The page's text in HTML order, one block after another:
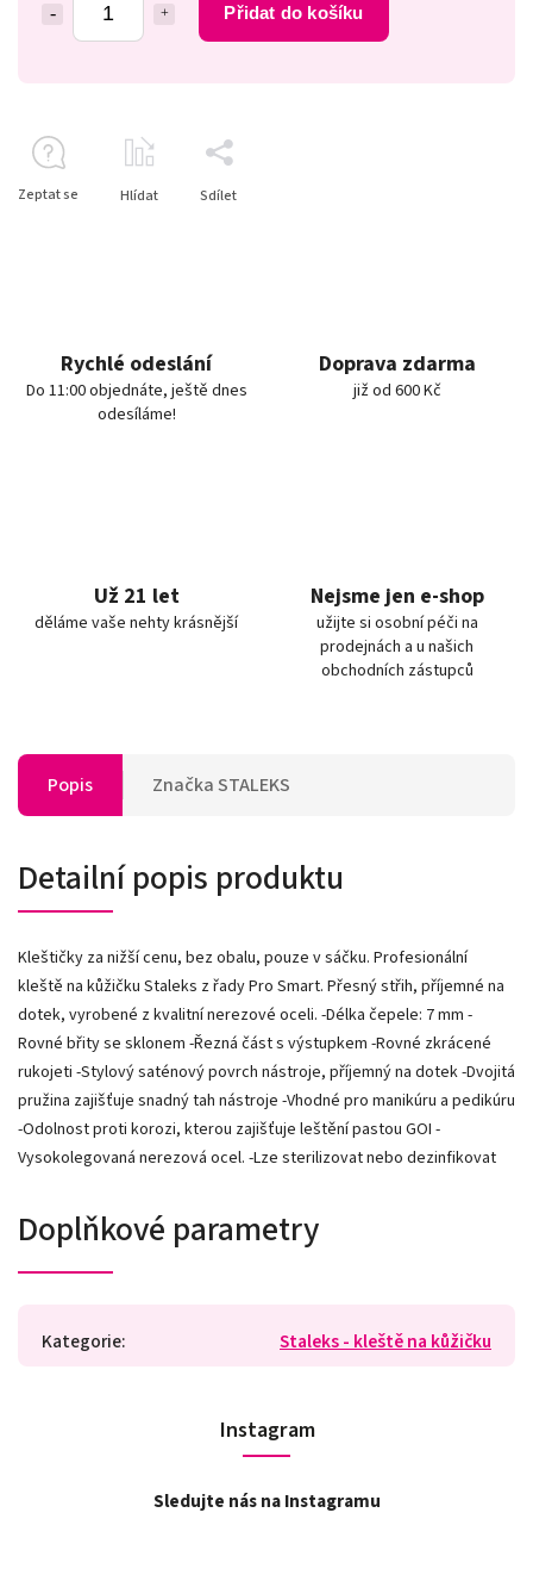
Přidat do košíku
Zeptat se Hlídat Sdílet
Rychlé odeslání
Do 11:00 objednáte, ještě dnes
odesíláme!
Doprava zdarma
již od 600 Kč
Už 21 let
děláme vaše nehty krásnější
Nejsme jen e-shop
užijte si osobní péči na
prodejnách a u našich
obchodních zástupců
Popis ZnačkaSTALEKS
Detailní popis produktu
Kleštičky za nižší cenu, bez obalu, pouze v sáčku. Profesionální
kleště na kůžičku Staleks z řady Pro Smart. Přesný střih, příjemné na
dotek, vyrobené z kvalitní nerezové oceli. -Délka čepele: 7 mm -
Rovné břity se sklonem -Řezná část s výstupkem -Rovné zkrácené
rukojeti -Stylový saténový povrch nástroje, příjemný na dotek -Dvojitá
pružina zajišťuje snadný tah nástroje -Vhodné pro manikúru a pedikúru
-Odolnost proti korozi, kterou zajišťuje leštění pastou GOI -
Vysokolegovaná nerezová ocel. -Lze sterilizovat nebo dezinfikovat
Doplňkové parametry
Kategorie: Staleks - kleště na kůžičku
Instagram
Sledujte nás na Instagramu